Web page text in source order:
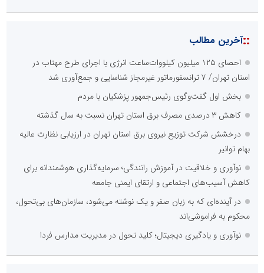
::آخرین مطالب
احصای ۱۲۵ میلیون کیلووات‌ساعت انرژی با اجرای طرح مهتاب در
استان تهران/ ۷ ترانسفورماتور غیرمجاز شناسایی و جمع‌آوری شد
بخش اول گفت‌وگوی رئیس‌جمهور پزشکیان با مردم
کاهش ۳ درصدی مصرف برق استان تهران نسبت به سال گذشته
درخشش شرکت توزیع نیروی برق استان تهران در ارزیابی نظارت عالیه
بهام توانیر
نوآوری و خلاقیت در آموزش رانندگی؛ سرمایه‌گذاری هوشمندانه برای
کاهش آسیب‌های اجتماعی و ارتقای ایمنی جامعه
در آینده‌ای که به زبان صفر و یک نوشته می‌شود، سازمان‌های بی‌تحول،
محکوم به فراموشی‌اند
نوآوری و یادگیری دیجیتال؛ کلید تحول در مدیریت مدارس فردا